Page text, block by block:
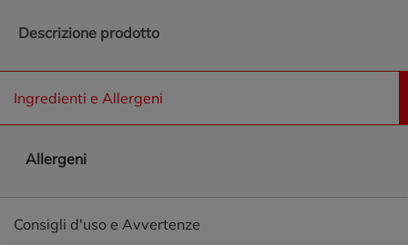
Descrizione prodotto
Ingredienti e Allergeni
Allergeni
Consigli d'uso e Avvertenze